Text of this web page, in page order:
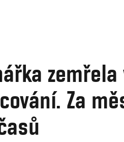
zemřela
Za